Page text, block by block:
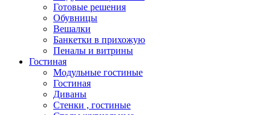
Готовые решения
Обувницы
Вешалки
Банкетки в прихожую
Пеналы и витрины
Гостиная
Модульные гостиные
Гостиная
Диваны
Стенки , гостиные